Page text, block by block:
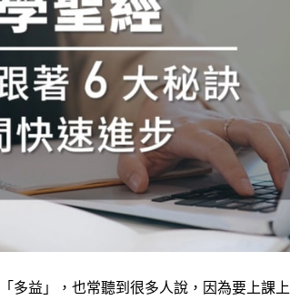
「多益」
，也常聽到很多人說，因為要上課上